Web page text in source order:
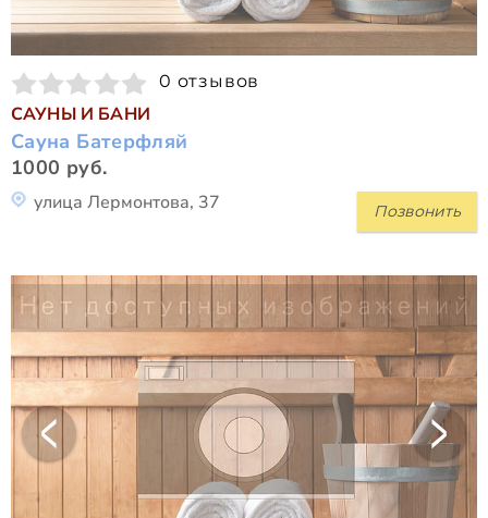
0 отзывов
САУНЫ И БАНИ
Сауна Батерфляй
1000 руб.
Позвонить
улица Лермонтова, 37